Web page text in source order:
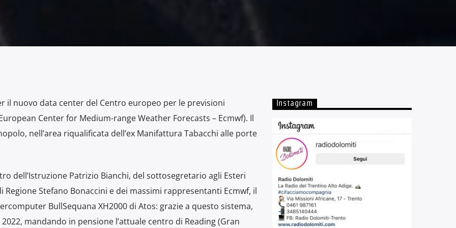
il nuovo data center del Centro europeo per le previsioni
Center for Medium-range Weather Forecasts – Ecmwf). Il
nell’area riqualificata dell’ex Manifattura Tabacchi alle porte
dell’Istruzione Patrizio Bianchi, del sottosegretario agli Esteri
Stefano Bonaccini e dei massimi rappresentanti Ecmwf, il
BullSequana XH2000 di Atos: grazie a questo sistema,
mandando in pensione l’attuale centro di Reading (Gran
Instagram